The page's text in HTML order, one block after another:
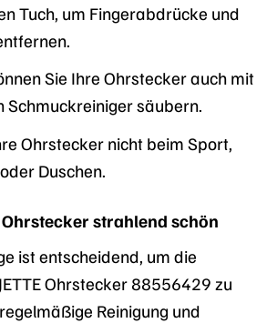
Tuch, um Fingerabdrücke und
Sie Ihre Ohrstecker auch mit
Schmuckreiniger säubern.
Ohrstecker nicht beim Sport,
Duschen.
strahlend schön
ist entscheidend, um die
Ohrstecker 88556429 zu
Reinigung und